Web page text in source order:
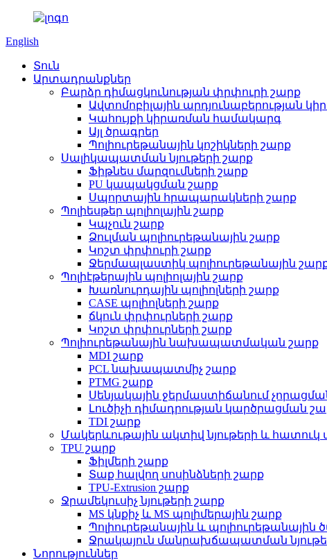
English
Տուն
Արտադրանքներ
Բարձր դիմացկունության փրփուրի շարք
Ավտոմոբիլային արդյունաբերության
Կահույքի կիրառման համակարգ
Այլ ծրագրեր
Պոլիուրեթանային կոշիկների շարք
Սալիկապատման նյութերի շարք
Ֆիթնես մարզումների շարք
PU կապակցման շարք
Սպորտային հրապարակների շարք
Պոլիեսթեր պոլիոլային շարք
Կպչուն շարք
Ձուլման պոլիուրեթանային շարք
Կոշտ փրփուրի շարք
Ջերմապլաստիկ պոլիուրեթանային
Պոլիէթերային պոլիոլային շարք
Խառնուրդային պոլիոլների շարք
CASE պոլիոլների շարք
ճկուն փրփուրների շարք
Կոշտ փրփուրների շարք
Պոլիուրեթանային նախապատմական շարք
MDI շարք
PCL նախապատմիչ շարք
PTMG շարք
Սենյակային ջերմաստիճանում
Լուծիչի դիմադրության կարծրացման
TDI շարք
Մակերևութային ակտիվ նյութերի և հատուկ
TPU շարք
Ֆիլմերի շարք
Տաք հալվող սոսինձների շարք
TPU-Extrusion շարք
Ջրամեկուսիչ նյութերի շարք
MS կնքիչ և MS պոլիմերային շարք
Պոլիուրեթանային և պոլիուրեթանային
Ջրակայուն մանրախճապատման
Նորություններ